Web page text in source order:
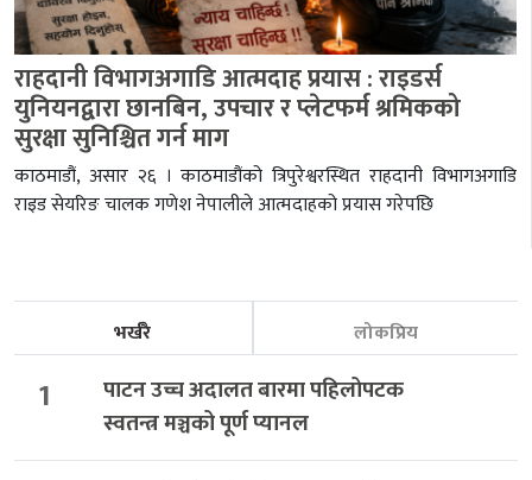
राहदानी विभागअगाडि आत्मदाह प्रयास : राइडर्स
युनियनद्वारा छानबिन, उपचार र प्लेटफर्म श्रमिकको
सुरक्षा सुनिश्चित गर्न माग
काठमाडौं, असार २६ । काठमाडौंको त्रिपुरेश्वरस्थित राहदानी विभागअगाडि
राइड सेयरिङ चालक गणेश नेपालीले आत्मदाहको प्रयास गरेपछि
भर्खरै लोकप्रिय
1
पाटन उच्च अदालत बारमा पहिलोपटक
स्वतन्त्र मञ्चको पूर्ण प्यानल